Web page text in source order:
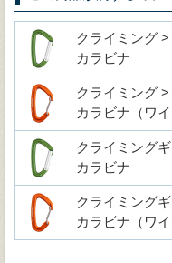
クライミング >
カラビナ
クライミング >
カラビナ（ワイ
クライミング
カラビナ
クライミング
カラビナ（ワイ